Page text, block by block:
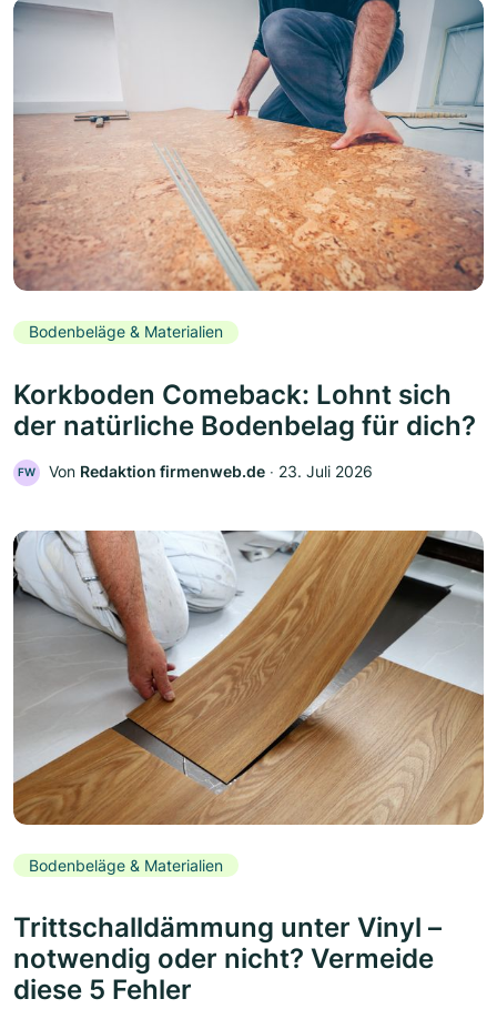
Bodenbeläge & Materialien
Korkboden Comeback: Lohnt sich
der natürliche Bodenbelag für dich?
FW Von Redaktion firmenweb.de ‧ 23. Juli 2026
Bodenbeläge & Materialien
Trittschalldämmung unter Vinyl –
notwendig oder nicht? Vermeide
diese 5 Fehler